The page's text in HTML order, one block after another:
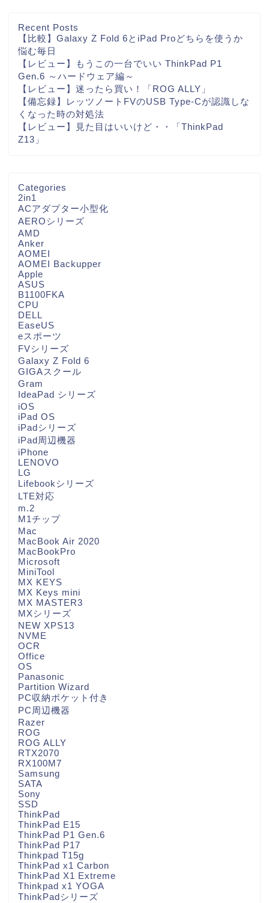
Recent Posts
【比較】Galaxy Z Fold 6とiPad Proどちらを使うか
悩む毎日
【レビュー】もうこの一台でいい ThinkPad P1
Gen.6 ～ハードウェア編～
【レビュー】迷ったら買い！「ROG ALLY」
【備忘録】レッツノートFVのUSB Type-Cが認識しな
くなった時の対処法
【レビュー】見た目はいいけど・・「ThinkPad
Z13」
Categories
2in1
ACアダプター小型化
AEROシリーズ
AMD
Anker
AOMEI
AOMEI Backupper
Apple
ASUS
B1100FKA
CPU
DELL
EaseUS
eスポーツ
FVシリーズ
Galaxy Z Fold 6
GIGAスクール
Gram
IdeaPad シリーズ
iOS
iPad OS
iPadシリーズ
iPad周辺機器
iPhone
LENOVO
LG
Lifebookシリーズ
LTE対応
m.2
M1チップ
Mac
MacBook Air 2020
MacBookPro
Microsoft
MiniTool
MX KEYS
MX Keys mini
MX MASTER3
MXシリーズ
NEW XPS13
NVME
OCR
Office
OS
Panasonic
Partition Wizard
PC収納ポケット付き
PC周辺機器
Razer
ROG
ROG ALLY
RTX2070
RX100M7
Samsung
SATA
Sony
SSD
ThinkPad
ThinkPad E15
ThinkPad P1 Gen.6
ThinkPad P17
Thinkpad T15g
ThinkPad x1 Carbon
ThinkPad X1 Extreme
Thinkpad x1 YOGA
ThinkPadシリーズ